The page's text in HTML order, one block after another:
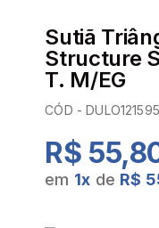
Sutiã
Structure
T. M/EG
CÓD -DULO121595
R$
em 1x de R$